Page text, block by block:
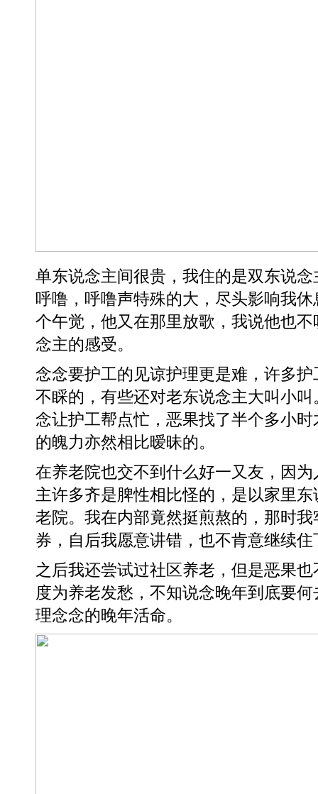
单东说念主间很贵，我住的是双东说
呼噜，呼噜声特殊的大，尽头影响我
个午觉，他又在那里放歌，我说他也
念主的感受。
念念要护工的见谅护理更是难，许多
不睬的，有些还对老东说念主大叫小
念让护工帮点忙，恶果找了半个多小
的魄力亦然相比暧昧的。
在养老院也交不到什么好一又友，因
主许多齐是脾性相比怪的，是以家里
老院。我在内部竟然挺煎熬的，那时
券，自后我愿意讲错，也不肯意继续住
之后我还尝试过社区养老，但是恶果
度为养老发愁，不知说念晚年到底要
理念念的晚年活命。